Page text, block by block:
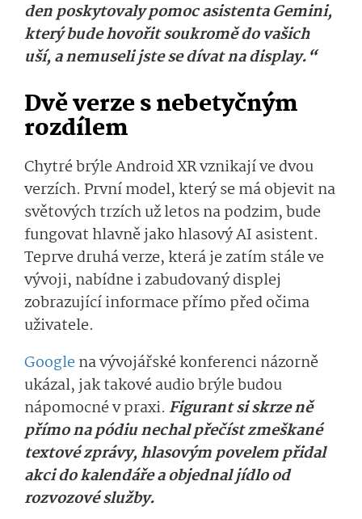
den poskytovaly pomoc asistenta Gemini,
který bude hovořit soukromě do vašich
uší, a nemuseli jste se dívat na display.“
Dvě verze s nebetyčným
rozdílem
Chytré brýle Android XR vznikají ve dvou
verzích. První model, který se má objevit na
světových trzích už letos na podzim, bude
fungovat hlavně jako hlasový AI asistent.
Teprve druhá verze, která je zatím stále ve
vývoji, nabídne i zabudovaný displej
zobrazující informace přímo před očima
uživatele.
Googlena vývojářské konferenci názorně
ukázal, jak takové audio brýle budou
nápomocné v praxi. Figurant si skrze ně
přímo na pódiu nechal přečíst zmeškané
textové zprávy, hlasovým povelem přidal
akci do kalendáře a objednal jídlo od
rozvozové služby.